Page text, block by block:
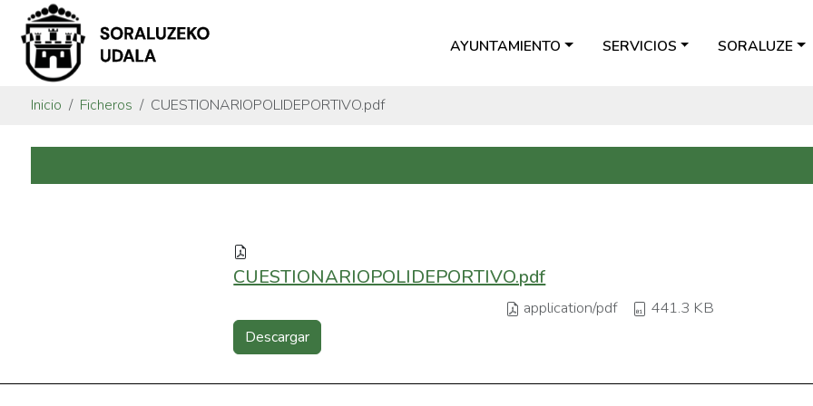
AYUNTAMIENTO SERVICIOS SORALUZE
Inicio Ficheros CUESTIONARIOPOLIDEPORTIVO.pdf
CUESTIONARIOPOLIDEPORTIVO.pdf
application/pdf 441.3 KB
Descargar